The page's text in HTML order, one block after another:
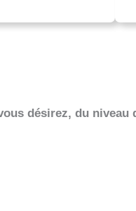
désirez, du